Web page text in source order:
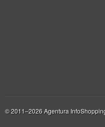
© 2011–2026 Agentura